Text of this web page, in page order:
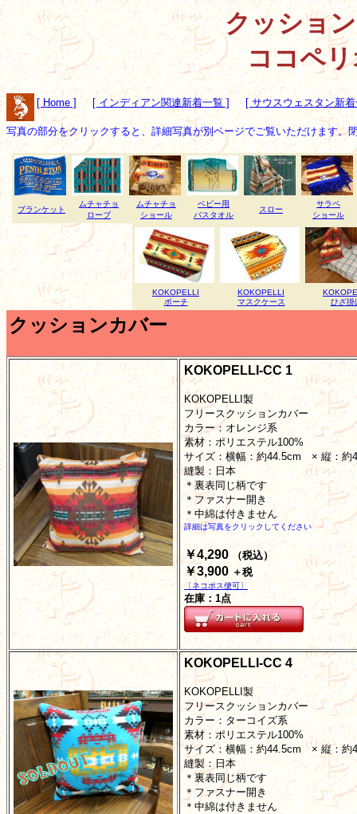
クッショ
ココペ
[ Home ] [ インディアン関連新着一覧 ] [ サウスウェスタン新
写真の部分をクリックすると、詳細写真が別ページでご覧いただけます
ブランケット
ムチャチョ
ローブ
ムチャチョ
ショール
ベビー用
バスタオル
スロー
サラペ
ショール
KOKOPELLI
ポーチ
KOKOPELLI
マスクケース
ひざ掛
クッションカバー
KOKOPELLI-CC 1
KOKOPELLI製
フリースクッションカバー
カラー：オレンジ系
素材：ポリエステル100%
サイズ：横幅：約44.5cm × 縦：約
縫製：日本
＊裏表同じ柄です
＊ファスナー開き
＊中綿は付きません
詳細は写真をクリックしてください
￥4,290 （税込）
￥3,900 ＋税
〔ネコポス便可〕
在庫：1点
KOKOPELLI-CC 4
KOKOPELLI製
フリースクッションカバー
カラー：ターコイズ系
素材：ポリエステル100%
サイズ：横幅：約44.5cm × 縦：約
縫製：日本
＊裏表同じ柄です
＊ファスナー開き
＊中綿は付きません